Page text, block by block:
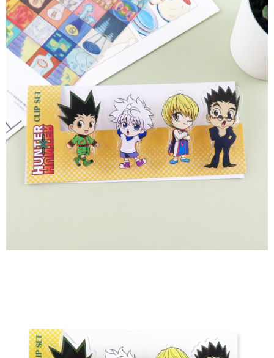
付款後全家取貨
每筆NT$65，滿NT$1,300(含以上)免運費
(不開放使用，請勿選取）
每筆NT$9,999
7-11取貨付款
每筆NT$65，滿NT$1,300(含以上)免運費
付款後7-11取貨
每筆NT$65，滿NT$1,300(含以上)免運費
宅配-木棉花樂園專用
每筆NT$100，滿NT$1,300(含以上)免運費
黑貓宅配-貨到付款